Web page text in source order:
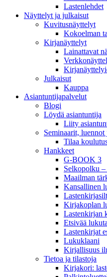
Lastenlehdet
Näyttelyt ja julkaisut
Kuvitusnäyttelyt
Kokoelman
Kirjanäyttelyt
Lainattavat
Julkaisut
Kauppa
Asiantuntija­palvelut
Blogi
Löydä asiantuntija
Liity
Seminaarit,
Tilaa
Hankkeet
G-BOOK 3
Selkopolku
Maailman
Kansallinen
Kirjakoplan
Lastenkirjan
Etsivää
Lastenkirjat
Lukuklaani
Kirjallisuus
Tietoa ja tilastoja
Kirjakori: